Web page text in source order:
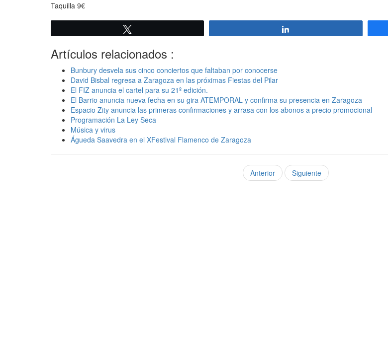
Taquilla 9€
Artículos relacionados :
Bunbury desvela sus cinco conciertos que faltaban por conocerse
David Bisbal regresa a Zaragoza en las próximas Fiestas del Pilar
El FIZ anuncia el cartel para su 21º edición.
El Barrio anuncia nueva fecha en su gira ATEMPORAL y confirma su presencia en Zaragoza
Espacio Zity anuncia las primeras confirmaciones y arrasa con los abonos a precio promocional
Programación La Ley Seca
Música y virus
Águeda Saavedra en el XFestival Flamenco de Zaragoza
Anterior Siguiente